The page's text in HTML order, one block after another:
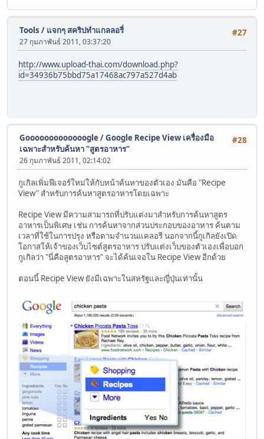
#27
Tools / แจกๆ สคริปทำแกลลอรี่
27 กุมภาพันธ์ 2011, 03:37:20
http://www.upload-thai.com/download.php?
id=34936b75bbd75a17468ac797a527d4ab
#28
Gooooooooooooogle/Google Recipe View เครื่องมือ
เฉพาะสำหรับค้นหา "สูตรอาหาร"
26 กุมภาพันธ์ 2011, 02:14:02
กูเกิลเพิ่มฟีเจอร์ใหม่ให้กับหน้าค้นหาของตัวเอง มันคือ "Recipe
View" สำหรับการค้นหาสูตรอาหารโดยเฉพาะ
Recipe View มีความสามารถที่ปรับแต่งมาสำหรับการค้นหาสูตร
อาหารเป็นพิเศษ เช่น การค้นหาจากส่วนประกอบของอาหาร ค้นตาม
เวลาที่ใช้ในการปรุง หรือตามจำนวนแคลอรี นอกจากนี้กูเกิลยังเปิด
โอกาสให้เจ้าของเว็บไซต์สูตรอาหาร ปรับแต่งเว็บของตัวเองเพื่อบอก
กูเกิลว่า "นี่คือสูตรอาหาร" จะได้ค้นเจอใน Recipe View อีกด้วย
ตอนนี้ Recipe View ยังมีเฉพาะในสหรัฐและญี่ปุ่นเท่านั้น